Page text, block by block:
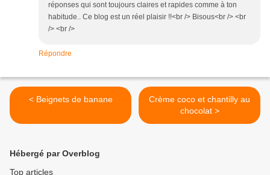
réponses qui sont toujours claires et rapides comme à ton
habitude.. Ce blog est un réel plaisir !!<br /> Bisous<br /> <br
/> <br />
Répondre
< Beignets de banane
Crème coco et chantilly au
chocolat >
Hébergé par Overblog
Top articles